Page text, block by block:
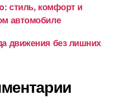
стиль, комфорт и
автомобиле
движения без лишних